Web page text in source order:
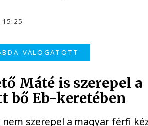
15:25
VÁLOGATOTT
Máté is szerepel a
bő Eb-keretében
nem szerepel a magyar férfi